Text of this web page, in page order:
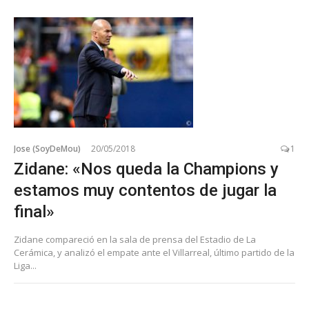
Jose (SoyDeMou) 20/05/2018 1
Zidane: «Nos queda la Champions y
estamos muy contentos de jugar la
final»
Zidane compareció en la sala de prensa del Estadio de La
Cerámica, y analizó el empate ante el Villarreal, último partido de la
Liga...